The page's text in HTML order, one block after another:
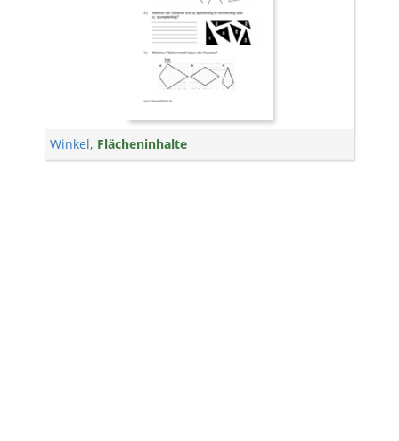
Winkel, Flächeninhalte